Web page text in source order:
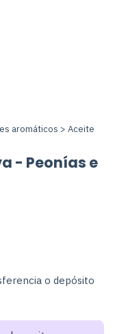
aromáticos > Aceite
- Peonías e
o depósito